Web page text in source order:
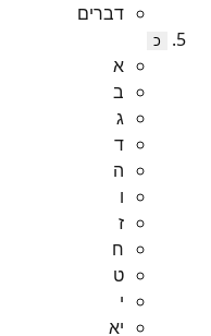
דברים
כ
א
ב
ג
ד
ה
ו
ז
ח
ט
י
יא